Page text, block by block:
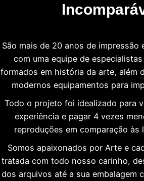
São mais de 20 anos de impressão
com uma equipe de
formados em história da arte, além
modernos equipamentos para
Todo o projeto foi idealizado para
experiência e pagar 4 vezes
reproduções em comparação às
Somos apaixonados por Arte e
tratada com todo nosso carinho,
dos arquivos até a sua embalagem